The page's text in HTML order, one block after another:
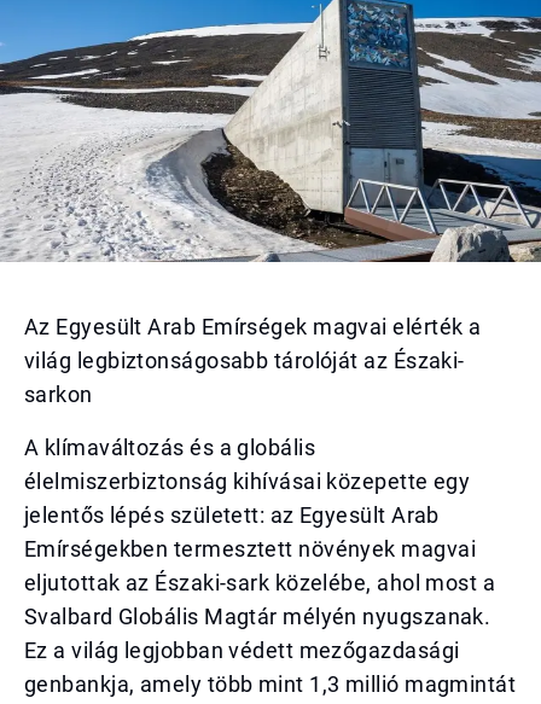
Az Egyesült Arab Emírségek magvai elérték a
világ legbiztonságosabb tárolóját az Északi-
sarkon
A klímaváltozás és a globális
élelmiszerbiztonság kihívásai közepette egy
jelentős lépés született: az Egyesült Arab
Emírségekben termesztett növények magvai
eljutottak az Északi-sark közelébe, ahol most a
Svalbard Globális Magtár mélyén nyugszanak.
Ez a világ legjobban védett mezőgazdasági
genbankja, amely több mint 1,3 millió magmintát